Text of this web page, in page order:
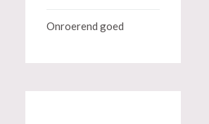
Onroerend goed